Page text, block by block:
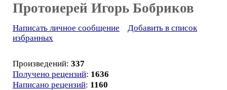
Протоиерей Игорь Бобриков
Написать личное сообщение
Добавить в список
избранных
Произведений: 337
Получено рецензий: 1636
Написано рецензий: 1160